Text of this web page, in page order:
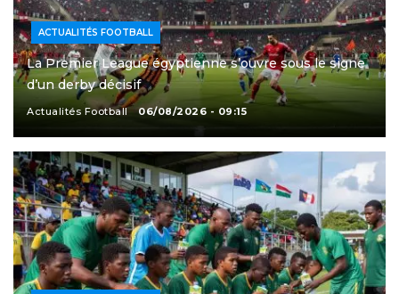
ACTUALITÉS FOOTBALL
La Premier League égyptienne s’ouvre sous le signe
d’un derby décisif
Actualités Football 06/08/2026 - 09:15